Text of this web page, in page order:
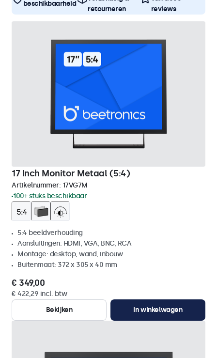
beschikbaarheid
retourneren
reviews
17 Inch Monitor Metaal (5:4)
Artikelnummer: 17VG7M
100+ stuks beschikbaar
5:4 beeldverhouding
Aansluitingen: HDMI, VGA, BNC, RCA
Montage: desktop, wand, inbouw
Buitenmaat: 372 x 305 x 40 mm
€ 349,00
€ 422,29 incl. btw
Bekijken
In winkelwagen